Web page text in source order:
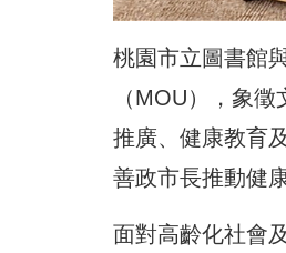
桃園市立圖書館
（MOU），象
推廣、健康教育
善政市長推動健
面對高齡化社會